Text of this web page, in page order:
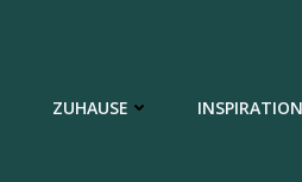
ZUHAUSE INSPIRATION